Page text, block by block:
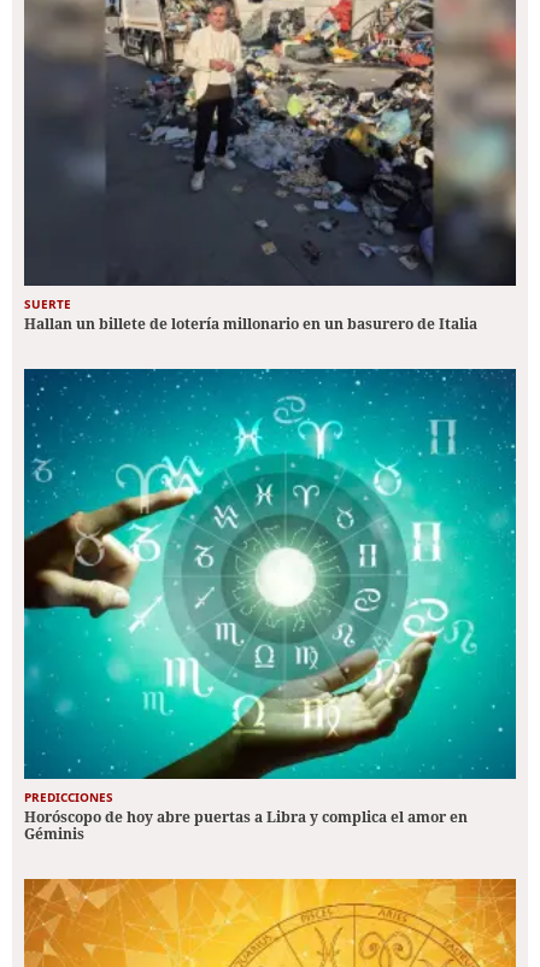
SUERTE
Hallan un billete de lotería millonario en un basurero de Italia
PREDICCIONES
Horóscopo de hoy abre puertas a Libra y complica el amor en
Géminis